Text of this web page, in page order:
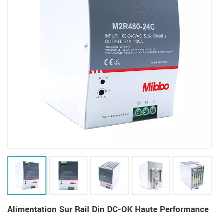
Alimentation Sur Rail Din DC-OK Haute Performance